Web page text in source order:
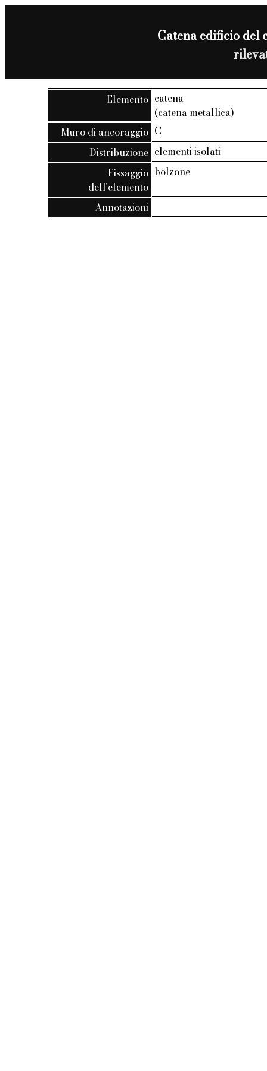
Catena edificio del
Elemento catena
(catena metallica)
Muro di ancoraggio C
Distribuzione elementi isolati
Fissaggio
dell'elemento
bolzone
Annotazioni